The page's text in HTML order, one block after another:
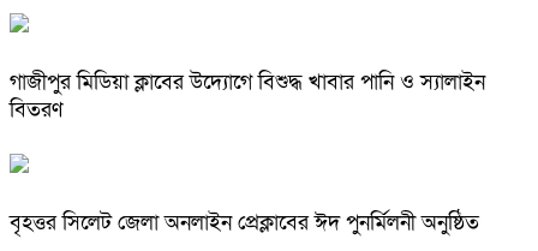
গাজীপুর মিডিয়া ক্লাবের উদ্যোগে বিশুদ্ধ খাবার পানি ও স্যালাইন
বিতরণ
বৃহত্তর সিলেট জেলা অনলাইন প্রেক্লাবের ঈদ পুনর্মিলনী অনুষ্ঠিত